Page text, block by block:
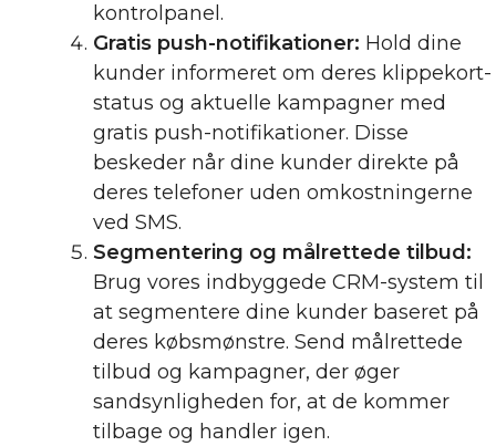
kontrolpanel.
Gratis push-notifikationer: Hold dine
kunder informeret om deres klippekort-
status og aktuelle kampagner med
gratis push-notifikationer. Disse
beskeder når dine kunder direkte på
deres telefoner uden omkostningerne
ved SMS.
Segmentering og målrettede tilbud:
Brug vores indbyggede CRM-system til
at segmentere dine kunder baseret på
deres købsmønstre. Send målrettede
tilbud og kampagner, der øger
sandsynligheden for, at de kommer
tilbage og handler igen.